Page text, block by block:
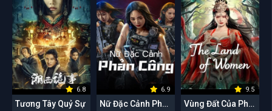
6.8
Tương Tây Quỷ Sự
6.9
Nữ Đặc Cảnh Phản Công
9.5
Vùng Đất Của Phụ Nữ